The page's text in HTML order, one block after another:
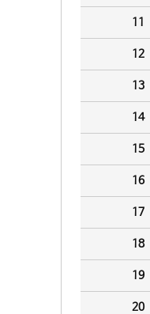
11
12
13
14
15
16
17
18
19
20